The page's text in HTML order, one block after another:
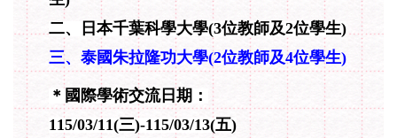
二、日本千葉科學大學(3位教師及2位學生)
三、泰國朱拉隆功大學(2位教師及4位學生)
＊國際學術交流日期：
115/03/11(三)-115/03/13(五)